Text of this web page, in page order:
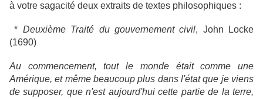
à votre sagacité deux extraits de textes philosophiques :
* Deuxième Traité du gouvernement civil, John Locke
(1690)
Au commencement, tout le monde était comme une
Amérique, et même beaucoup plus dans l'état que je viens
de supposer, que n'est aujourd'hui cette partie de la terre,